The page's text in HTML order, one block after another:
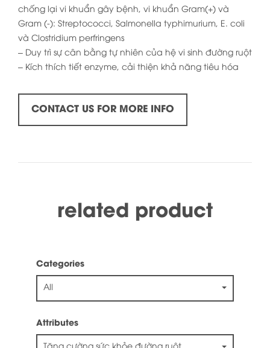
chống lại vi khuẩn gây bệnh, vi khuẩn Gram(+) và
Gram (-): Streptococci, Salmonella typhimurium, E. coli
và Clostridium perfringens
– Duy trì sự cân bằng tự nhiên của hệ vi sinh đường ruột
– Kích thích tiết enzyme, cải thiện khả năng tiêu hóa
CONTACT US FOR MORE INFO
related product
Categories
All
Attributes